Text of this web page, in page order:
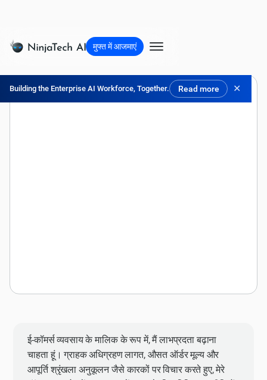
Building the Enterprise AI Workforce, Together. Read more ✕
मुफ्त में आजमाएं
ई-कॉमर्स व्यवसाय के मालिक के रूप में, मैं लाभप्रदता बढ़ाना
चाहता हूं। ग्राहक अधिग्रहण लागत, औसत ऑर्डर मूल्य और
आपूर्ति श्रृंखला अनुकूलन जैसे कारकों पर विचार करते हुए, मेरे